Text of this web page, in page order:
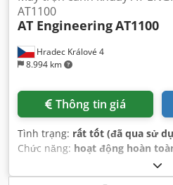
Hradec Králové 4
8.994 km
AT1100
AT EngineeringAT1100
Thông tin giá
Tình trạng: rất tốt (đã qua sử
Chức năng: hoạt động hoàn